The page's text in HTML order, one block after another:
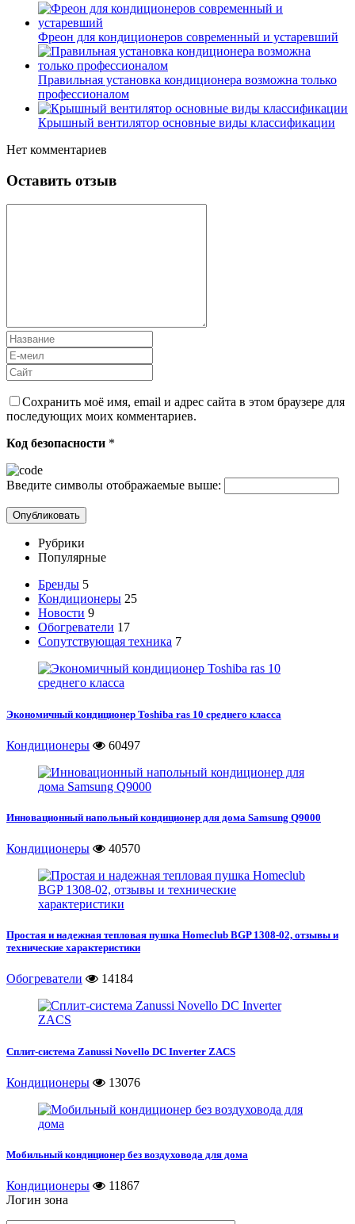
Фреон для кондиционеров современный и устаревший
Правильная установка кондиционера возможна только
профессионалом
Крышный вентилятор основные виды классификации
Нет комментариев
Оставить отзыв
Сохранить моё имя, email и адрес сайта в этом браузере для
последующих моих комментариев.
Код безопасности *
Введите символы отображаемые выше:
Рубрики
Популярные
Бренды 5
Кондиционеры 25
Новости 9
Обогреватели 17
Сопутствующая техника 7
Экономичный кондиционер Toshiba ras 10 среднего класса
Кондиционеры 60497
Инновационный напольный кондиционер для дома Samsung Q9000
Кондиционеры 40570
Простая и надежная тепловая пушка Homeclub BGP 1308-02, отзывы и
технические характеристики
Обогреватели 14184
Сплит-система Zanussi Novello DC Inverter ZACS
Кондиционеры 13076
Мобильный кондиционер без воздуховода для дома
Кондиционеры
11867
Логин зона